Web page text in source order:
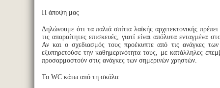
Η άποψη μας
Δηλώνουμε ότι τα παλιά σπίτια λαϊκής αρχιτεκτονικής
τις απαραίτητες επισκευές, γιατί είναι απόλυτα ενταγμένα
Αν και ο σχεδιασμός τους προέκυπτε από τις ανάγκες των
εξυπηρετούσε την καθημερινότητα τους, με κατάλληλες
προσαρμοστούν στις ανάγκες των σημερινών χρηστών.
Το WC κάτω από τη σκάλα